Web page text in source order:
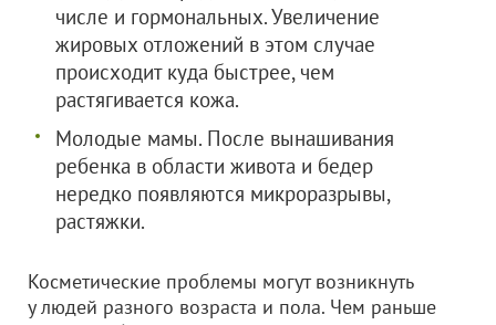
числе и гормональных. Увеличение
жировых отложений в этом случае
происходит куда быстрее, чем
растягивается кожа.
Молодые мамы. После вынашивания
ребенка в области живота и бедер
нередко появляются микроразрывы,
растяжки.
Косметические проблемы могут возникнуть
у людей разного возраста и пола. Чем раньше